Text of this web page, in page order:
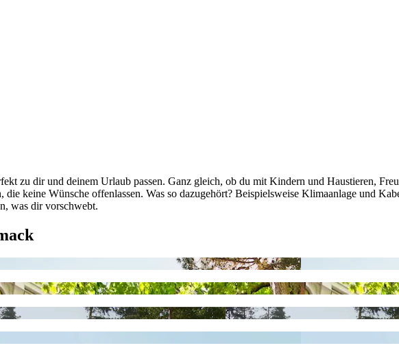
zu dir und deinem Urlaub passen. Ganz gleich, ob du mit Kindern und Haustieren,
keine Wünsche offenlassen. Was so dazugehört? Beispielsweise Klimaanlage und
was dir vorschwebt.